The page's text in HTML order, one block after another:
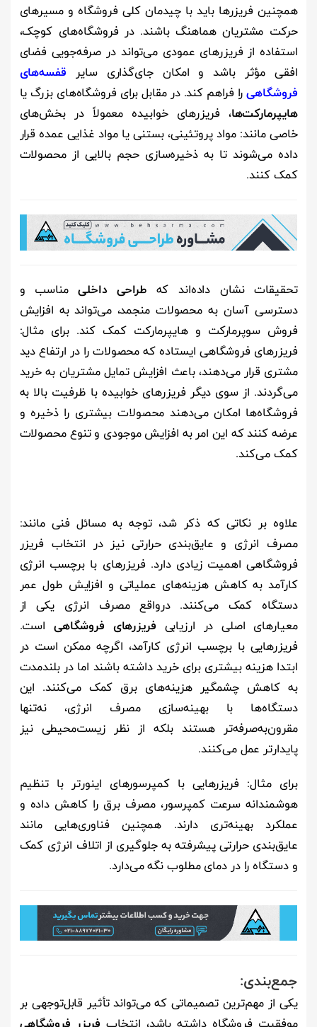
همچنین فریزرها باید با چیدمان کلی فروشگاه و مسیرهای
حرکت مشتریان هماهنگ باشند. در فروشگاه‌های کوچک،
استفاده از فریزرهای عمودی می‌تواند در صرفه‌جویی فضای
افقی مؤثر باشد و امکان جای‌گذاری سایر قفسه‌های
فروشگاهیرا فراهم کند. در مقابل برای فروشگاه‌های بزرگ یا
هایپرمارکت‌ها، فریزرهای خوابیده معمولاً در بخش‌های
خاصی مانند: مواد پروتئینی، بستنی یا مواد غذایی عمده قرار
داده می‌شوند تا به ذخیره‌سازی حجم بالایی از محصولات
کمک کنند.
تحقیقات نشان داده‌اند کهطراحی داخلیمناسب و
دسترسی آسان به محصولات منجمد، می‌تواند به افزایش
فروش سوپرمارکت و هایپرمارکت کمک کند. برای مثال:
فریزرهای فروشگاهی ایستاده که محصولات را در ارتفاع دید
مشتری قرار می‌دهند، باعث افزایش تمایل مشتریان به خرید
می‌گردند. از سوی دیگر فریزرهای خوابیده با ظرفیت بالا به
فروشگاه‌ها امکان می‌دهند محصولات بیشتری را ذخیره و
عرضه کنند که این امر به افزایش موجودی و تنوع محصولات
کمک می‌کند.
علاوه بر نکاتی که ذکر شد، توجه به مسائل فنی مانند:
مصرف انرژی و عایق‌بندی حرارتی نیز در انتخاب فریزر
فروشگاهی اهمیت زیادی دارد. فریزرهای با برچسب انرژی
کارآمد به کاهش هزینه‌های عملیاتی و افزایش طول عمر
دستگاه کمک می‌کنند. درواقع مصرف انرژی یکی از
معیارهای اصلی در ارزیابی فریزرهای فروشگاهی است.
فریزرهایی با برچسب انرژی کارآمد، اگرچه ممکن است در
ابتدا هزینه بیشتری برای خرید داشته باشند اما در بلندمدت
به کاهش چشمگیر هزینه‌های برق کمک می‌کنند. این
دستگاه‌ها با بهینه‌سازی مصرف انرژی، نه‌تنها
مقرون‌به‌صرفه‌تر هستند بلکه از نظر زیست‌محیطی نیز
پایدارتر عمل می‌کنند.
برای مثال: فریزرهایی با کمپرسورهای اینورتر با تنظیم
هوشمندانه سرعت کمپرسور، مصرف برق را کاهش داده و
عملکرد بهینه‌تری دارند. همچنین فناوری‌هایی مانند
عایق‌بندی حرارتی پیشرفته به جلوگیری از اتلاف انرژی کمک
و دستگاه را در دمای مطلوب نگه می‌دارد.
جمع‌بندی:
یکی از مهم‌ترین تصمیماتی که می‌تواند تأثیر قابل‌توجهی بر